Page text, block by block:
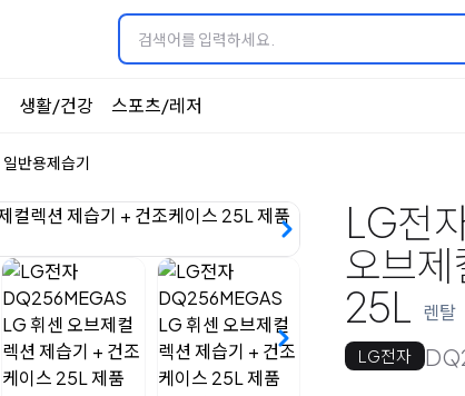
생활/건강 스포츠/레저
일반용제습기
LG전
오브제
25L 렌탈
LG전자